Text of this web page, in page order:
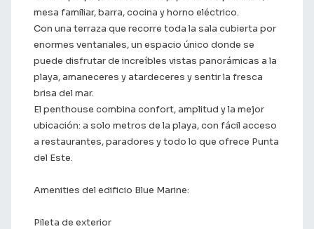
mesa familiar, barra, cocina y horno eléctrico.
Con una terraza que recorre toda la sala cubierta por
enormes ventanales, un espacio único donde se
puede disfrutar de increíbles vistas panorámicas a la
playa, amaneceres y atardeceres y sentir la fresca
brisa del mar.
El penthouse combina confort, amplitud y la mejor
ubicación: a solo metros de la playa, con fácil acceso
a restaurantes, paradores y todo lo que ofrece Punta
del Este.
Amenities del edificio Blue Marine:
Pileta de exterior